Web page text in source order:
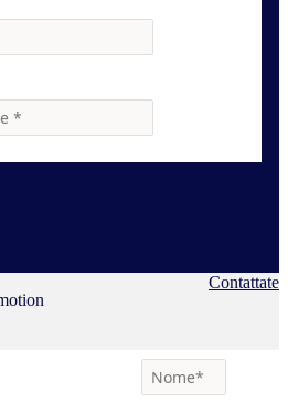
Contattate